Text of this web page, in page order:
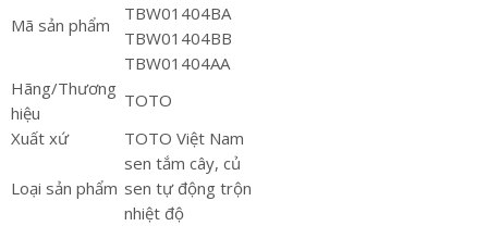
Mã sản phẩm
TBW01404BA
TBW01404BB
TBW01404AA
Hãng/Thương
hiệu
TOTO
Xuất xứ
TOTO Việt Nam
Loại sản phẩm
sen tắm cây, củ
sen tự động trộn
nhiệt độ